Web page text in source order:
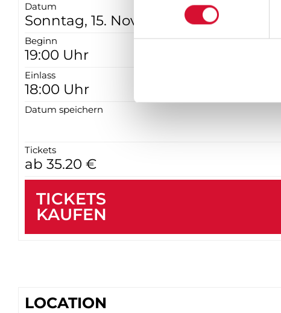
Datum
Sonntag, 15. November 2026
Beginn
19:00 Uhr
Einlass
18:00 Uhr
Datum speichern
Tickets
ab 35.20 €
TICKETS
KAUFEN
LOCATION